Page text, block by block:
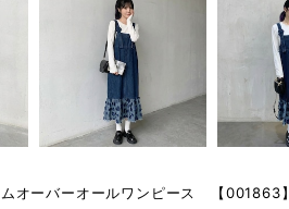
オーバーオールワンピース 【001863】